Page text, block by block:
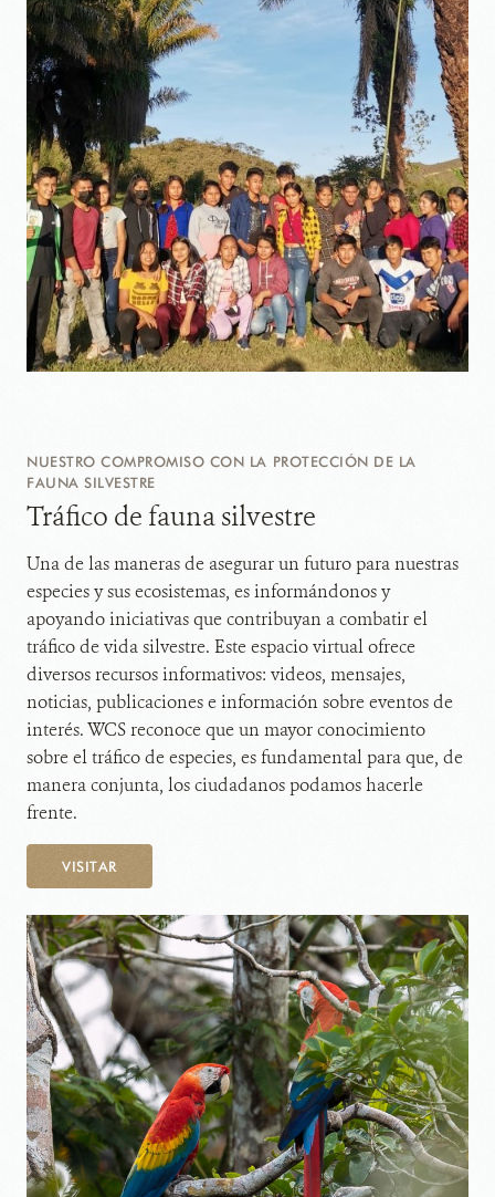
NUESTRO COMPROMISO CON LA PROTECCIÓN DE LA
FAUNA SILVESTRE
Tráfico de fauna silvestre
Una de las maneras de asegurar un futuro para nuestras
especies y sus ecosistemas, es informándonos y
apoyando iniciativas que contribuyan a combatir el
tráfico de vida silvestre. Este espacio virtual ofrece
diversos recursos informativos: videos, mensajes,
noticias, publicaciones e información sobre eventos de
interés. WCS reconoce que un mayor conocimiento
sobre el tráfico de especies, es fundamental para que, de
manera conjunta, los ciudadanos podamos hacerle
frente.
VISITAR